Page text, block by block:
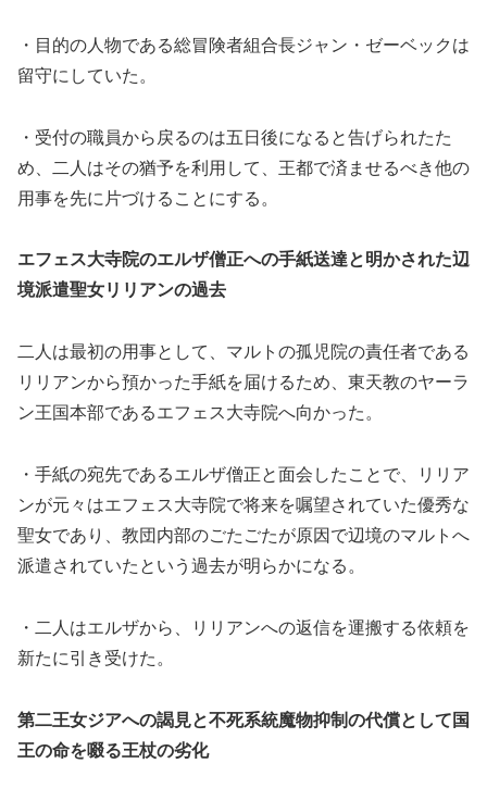
・目的の人物である総冒険者組合長ジャン・ゼーベックは
留守にしていた。
・受付の職員から戻るのは五日後になると告げられたた
め、二人はその猶予を利用して、王都で済ませるべき他の
用事を先に片づけることにする。
エフェス大寺院のエルザ僧正への手紙送達と明かされた辺
境派遣聖女リリアンの過去
二人は最初の用事として、マルトの孤児院の責任者である
リリアンから預かった手紙を届けるため、東天教のヤーラ
ン王国本部であるエフェス大寺院へ向かった。
・手紙の宛先であるエルザ僧正と面会したことで、リリア
ンが元々はエフェス大寺院で将来を嘱望されていた優秀な
聖女であり、教団内部のごたごたが原因で辺境のマルトへ
派遣されていたという過去が明らかになる。
・二人はエルザから、リリアンへの返信を運搬する依頼を
新たに引き受けた。
第二王女ジアへの謁見と不死系統魔物抑制の代償として国
王の命を啜る王杖の劣化